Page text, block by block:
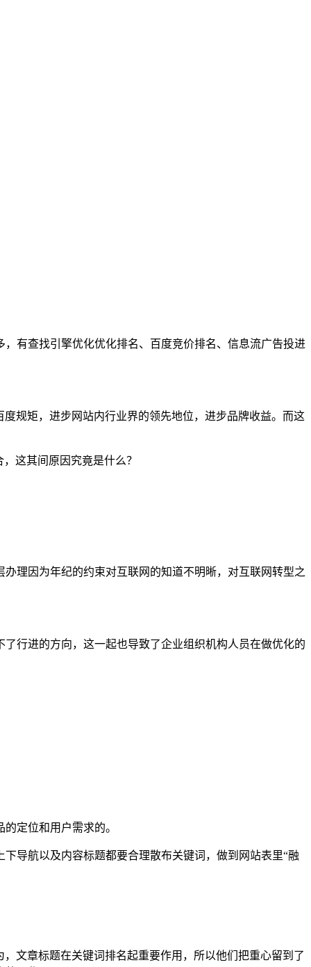
有查找引擎优化优化排名、百度竞价排名、信息流广告投进
规矩，进步网站内行业界的领先地位，进步品牌收益。而这
这其间原因究竟是什么？
理因为年纪的约束对互联网的知道不明晰，对互联网转型之
行进的方向，这一起也导致了企业组织机构人员在做优化的
定位和用户需求的。
导航以及内容标题都要合理散布关键词，做到网站表里“融
文章标题在关键词排名起重要作用，所以他们把重心留到了